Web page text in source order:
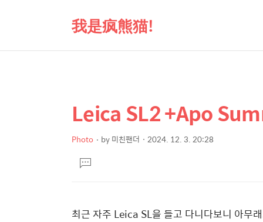
我是疯熊猫!
상
세
컨
텐
본
문
제
Leica SL2 +Apo
Photo by미친팬더 2024. 12. 3. 20:28
문댓
글
최근 자주 Leica SL을 들고 다니다보니 아무